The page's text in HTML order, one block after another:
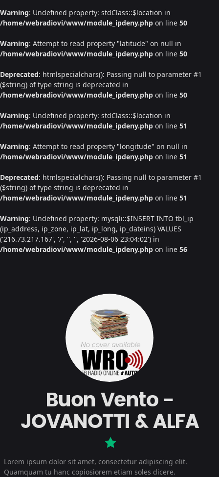
Warning: Undefined property: stdClass::$location in
/home/webradiovi/www/module_ipdeny.php on line 50
Warning: Attempt to read property "latitude" on null in
/home/webradiovi/www/module_ipdeny.php on line 50
Deprecated: htmlspecialchars(): Passing null to parameter #1
($string) of type string is deprecated in
/home/webradiovi/www/module_ipdeny.php on line 50
Warning: Undefined property: stdClass::$location in
/home/webradiovi/www/module_ipdeny.php on line 51
Warning: Attempt to read property "longitude" on null in
/home/webradiovi/www/module_ipdeny.php on line 51
Deprecated: htmlspecialchars(): Passing null to parameter #1
($string) of type string is deprecated in
/home/webradiovi/www/module_ipdeny.php on line 51
Warning: Undefined property: mysqli::$INSERT INTO tbl_ip
(ip_address, ip_zone, ip_lat, ip_long, ip_dateins) VALUES
('216.73.217.167', '/', '', '', '2026-08-06 23:04:02') in
/home/webradiovi/www/module_ipdeny.php on line 56
Buon Vento -
JOVANOTTI & ALFA
Lorem ipsum dolor sit amet, consectetur adipiscing elit.
Quamquam tu hanc copiosiorem etiam soles dicere.